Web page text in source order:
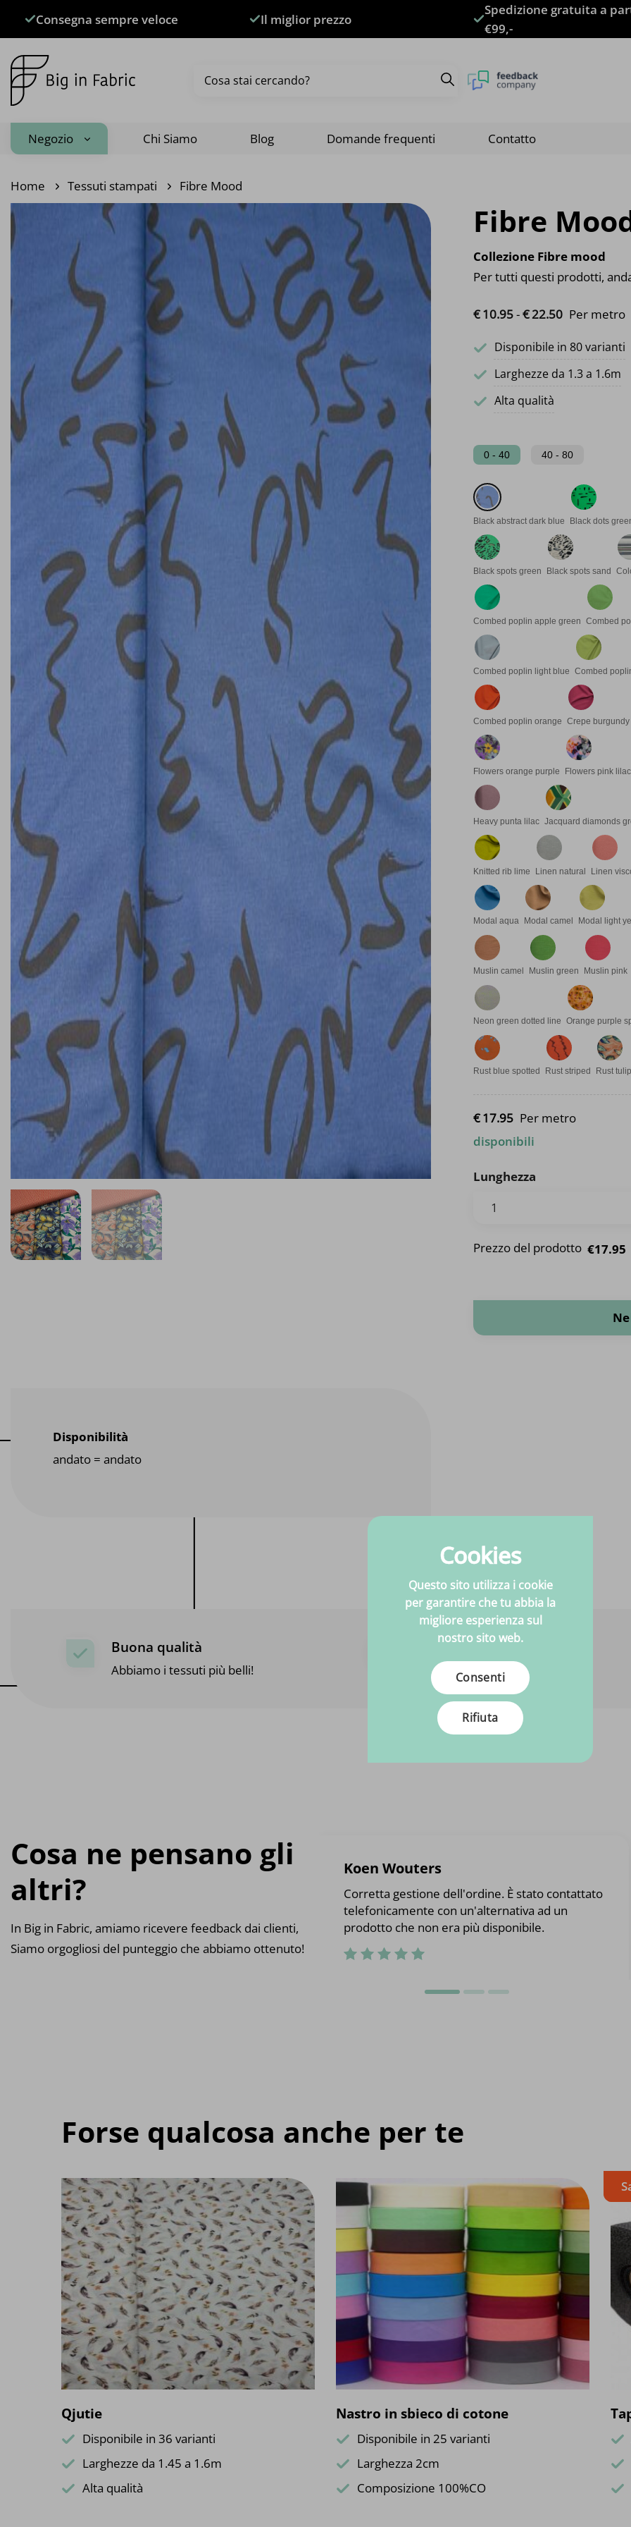
contenuti
Consegna sempre veloce Il miglior prezzo
Spedizione gratuita a
€99,-
Negozio Chi Siamo Blog Domande frequenti Contatto
Home Tessuti stampati Fibre Mood
Fibre
Collezione Fibre mood
Per tutti questi prodotti,
€10.95-€22.50 Fascia di
Per metro
Disponibile in 80 varianti
Larghezze da 1.3 a 1.6m
Alta qualità
0 - 40 40 - 80
Black abstract dark blue Black dots
Black spots green Black spots sand
Combed poplin apple green Combed
Combed poplin light blue Combed
Combed poplin orange Crepe burgundy
Flowers orange purple Flowers pink lilac
Heavy punta lilac Jacquard diamonds
Knitted rib lime Linen natural Linen
Modal aqua Modal camel Modal light
Muslin camel Muslin green Muslin pink
Neon green dotted line Orange purple
Rust blue spotted Rust striped Rust
€17.95 Per metro
disponibili
Lunghezza
Prezzo del prodotto €17.95
Disponibilità
andato = andato
Buona qualità
Abbiamo i tessuti più belli!
Hai bisogno di aiuto?
Siamo felici di aiutarti!
Cosa ne pensano gli
altri?
In Big in Fabric, amiamo ricevere feedback dai clienti,
Siamo orgogliosi del punteggio che abbiamo ottenuto!
Koen Wouters
Corretta gestione dell'ordine. È stato contattato
telefonicamente con un'alternativa ad un
prodotto che non era più disponibile.
Forse qualcosa anche per te
Qjutie
Disponibile in 36 varianti
Larghezze da 1.45 a 1.6m
Alta qualità
Nastro in sbieco di cotone
Disponibile in 25 varianti
Larghezza 2cm
Composizione 100%CO
Cookies
Questo sito utilizza i cookie
per garantire che tu abbia la
migliore esperienza sul
nostro sito web.
Consenti
Rifiuta